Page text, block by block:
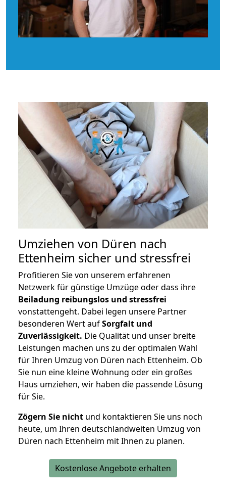
Umziehen von Düren nach
Ettenheim sicher und stressfrei
Profitieren Sie von unserem erfahrenen
Netzwerk für günstige Umzüge oder dass ihre
Beiladung reibungslos und stressfrei
vonstattengeht. Dabei legen unsere Partner
besonderen Wert aufSorgfalt und
Zuverlässigkeit. Die Qualität und unser breite
Leistungen machen uns zu der optimalen Wahl
für Ihren Umzug von Düren nach Ettenheim. Ob
Sie nun eine kleine Wohnung oder ein großes
Haus umziehen, wir haben die passende Lösung
für Sie.
Zögern Sie nicht und kontaktieren Sie uns noch
heute, um Ihren deutschlandweiten Umzug von
Düren nach Ettenheim mit Ihnen zu planen.
Kostenlose Angebote erhalten